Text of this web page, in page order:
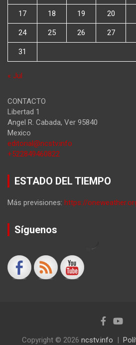
17 18 19 20
24 25 26 27
31
« Jul
CONTACTO
Libertad 1
Angel R. Cabada, Ver 95840
Mexico
editorial@ncstv.info
+522849460822
ESTADO DEL TIEMPO
Más previsiones: https://
Síguenos
Copyright © 2026 ncstv.info